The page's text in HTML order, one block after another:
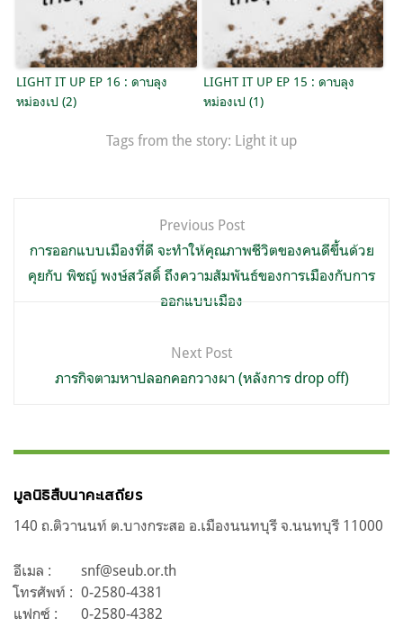
LIGHT IT UP EP 16 : ดาบลุง
หม่องเป (2)
LIGHT IT UP EP 15 : ดาบลุง
หม่องเป (1)
Tags from the story: Light it up
เรื่อง
Previous Post
การออกแบบเมืองที่ดี จะทำให้คุณภาพชีวิตของคนดีขึ้นด้วย
คุยกับ พิชญ์ พงษ์สวัสดิ์ ถึงความสัมพันธ์ของการเมืองกับการ
ออกแบบเมือง
Next Post
ภารกิจตามหาปลอกคอกวางผา (หลังการ drop off)
มูลนิธิสืบนาคะเสถียร
140 ถ.ติวานนท์ ต.บางกระสอ อ.เมืองนนทบุรี จ.นนทบุรี 11000
อีเมล :
snf@seub.or.th
โทรศัพท์ : 0-2580-4381
แฟกซ์ :
0-2580-4382